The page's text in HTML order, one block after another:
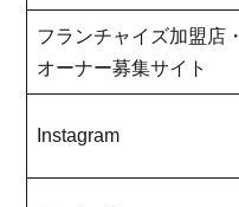
フランチャイズ加盟店・
オーナー募集サイト
Instagram